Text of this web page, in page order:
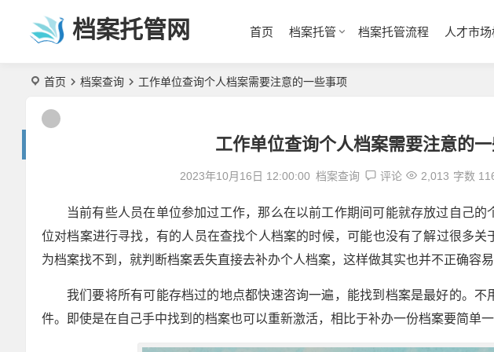
档案托管网 首页 档案托管 档案托管流程 人才市
首页 档案查询 工作单位查询个人档案需要注意的一些事项
工作单位查询个人档案需要注意的
2023年10月16日 12:00:00 档案查询 评论 2,013 字数
当前有些人员在单位参加过工作，那么在以前工作期间可能就存放过自己
位对档案进行寻找，有的人员在查找个人档案的时候，可能也没有了解过很多关
为档案找不到，就判断档案丢失直接去补办个人档案，这样做其实也并不正确容易
我们要将所有可能存档过的地点都快速咨询一遍，能找到档案是最好的。
件。即使是在自己手中找到的档案也可以重新激活，相比于补办一份档案要简单